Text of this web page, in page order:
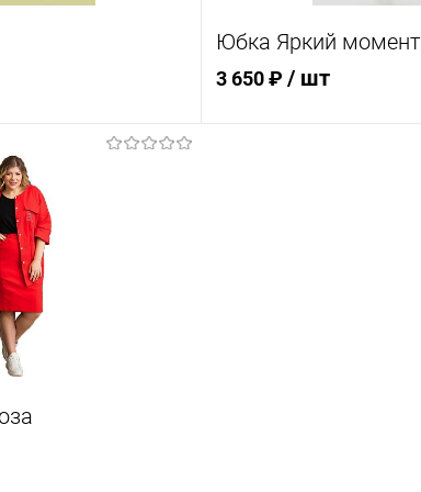
48 50 52
Юбка Яркий момент
3 650 ₽ / шт